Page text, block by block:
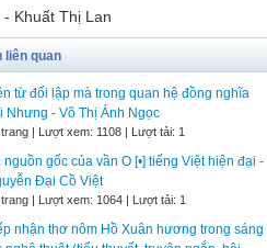
Khuất Thị Lan
liên quan
từ đối lập mà trong quan hệ đồng nghĩa
Nhưng - Võ Thị Ánh Ngọc
trang | Lượt xem: 1108 | Lượt tải: 1
nguồn gốc của vần O [•] tiếng Việt hiện đại -
Đại Cồ Việt
trang | Lượt xem: 1064 | Lượt tải: 1
nhận thơ nôm Hồ Xuân hương trong sáng